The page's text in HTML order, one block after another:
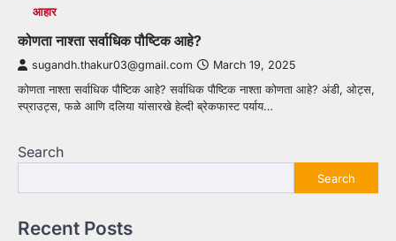
आहार
कोणता नाश्ता सर्वाधिक पौष्टिक आहे?
sugandh.thakur03@gmail.com March 19, 2025
कोणता नाश्ता सर्वाधिक पौष्टिक आहे? सर्वाधिक पौष्टिक नाश्ता कोणता आहे? अंडी, ओट्स,
स्प्राउट्स, फळे आणि दलिया यांसारखे हेल्दी ब्रेकफास्ट पर्याय…
Search
Search
Recent Posts